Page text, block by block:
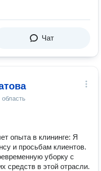
Чат
опыта в клининге: Я
и просьбам клиентов.
уборку с
средств в этой отрасли.